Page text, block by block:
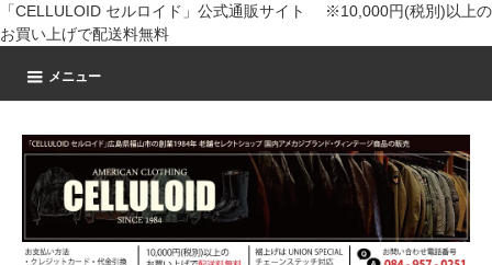
「CELLULOID セルロイド」公式通販サイト ※10,000円(税別)以上の
お買い上げで配送料無料
メニュー